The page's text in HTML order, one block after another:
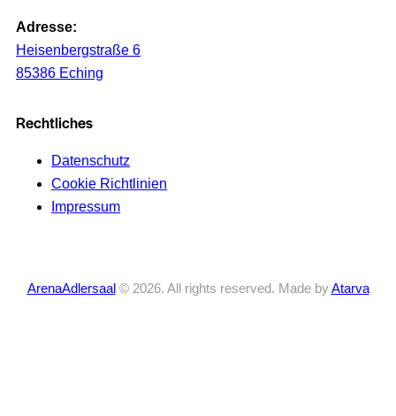
Adresse:
Heisenbergstraße 6
85386 Eching
Rechtliches
Datenschutz
Cookie Richtlinien
Impressum
ArenaAdlersaal© 2026. All rights reserved. Made byAtarva